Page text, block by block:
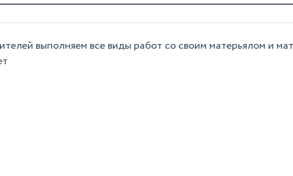
выполняем все виды работ со своим матерьялом и